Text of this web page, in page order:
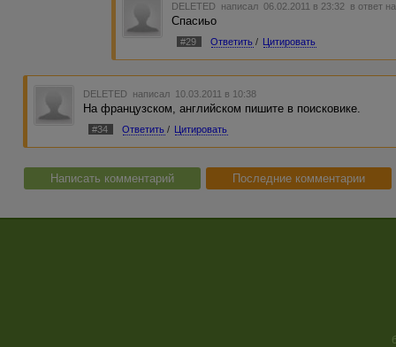
DELETED написал 06.02.2011 в 23:32 в ответ
Спасиьо
#29 Ответить / Цитировать
DELETED написал 10.03.2011 в 10:38
На французском, английском пишите в поисковике.
#34 Ответить / Цитировать
Написать комментарий Последние комментарии